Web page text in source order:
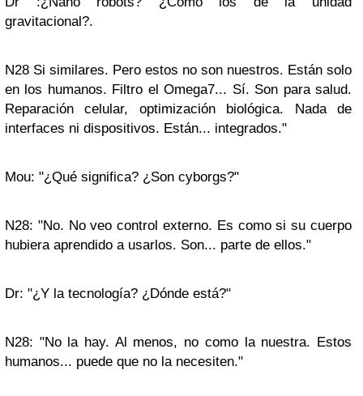
gravitacional?.
N28 Si similares. Pero estos no son nuestros. Están solo
en los humanos. Filtro el Omega7... Sí. Son para salud.
Reparación celular, optimización biológica. Nada de
interfaces ni dispositivos. Están... integrados."
Mou: "¿Qué significa? ¿Son cyborgs?"
N28: "No. No veo control externo. Es como si su cuerpo
hubiera aprendido a usarlos. Son... parte de ellos."
Dr: "¿Y la tecnología? ¿Dónde está?"
N28: "No la hay. Al menos, no como la nuestra. Estos
humanos... puede que no la necesiten."